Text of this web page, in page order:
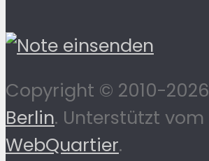
Copyright © 2010-2026
Berlin. Unterstützt vom
WebQuartier.